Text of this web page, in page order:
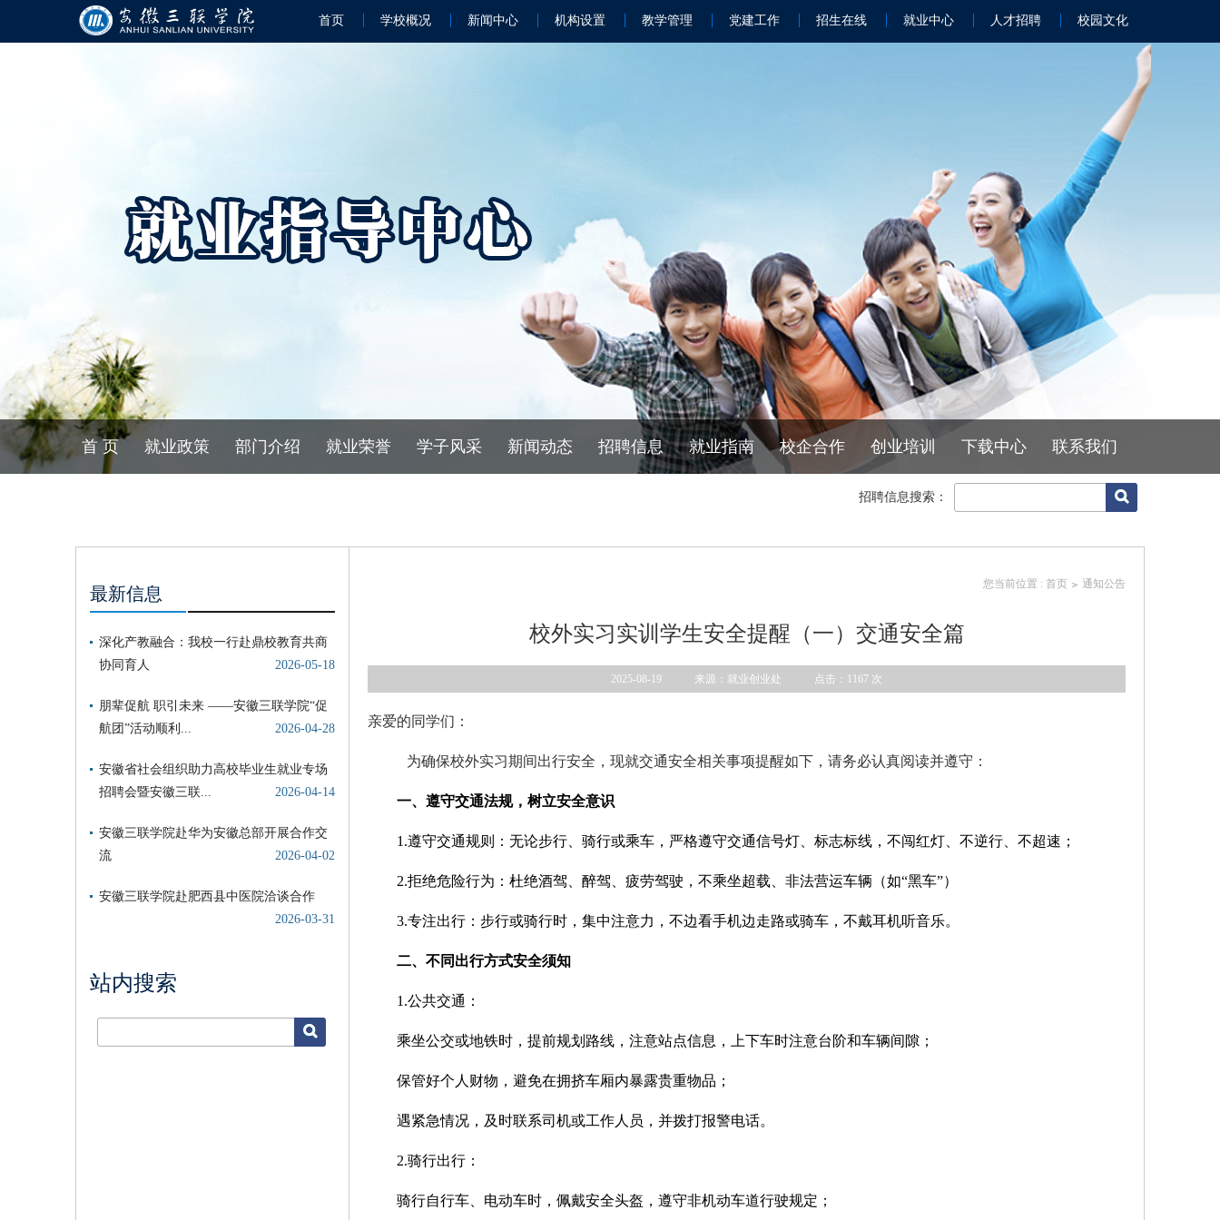
首页 学校概况 新闻中心 机构设置 教学管理 党建工作 招生在线 就业中心 人才招聘 校园文化
首 页 就业政策 部门介绍 就业荣誉 学子风采 新闻动态 招聘信息 就业指南 校企合作 创业培训 下载中心 联系我们
招聘信息搜索：
最新信息
站内搜索
您当前位置 : 首页 通知公告
校外实习实训学生安全提醒（一）交通安全篇
2025-08-19 来源：就业创业处 点击： 1167 次
亲爱的同学们：
为确保校外实习期间出行安全，现就交通安全相关事项提醒如下，请务必认真阅读并遵守：
一、遵守交通法规，树立安全意识
1 .遵守交通规则：无论步行、骑行或乘车，严格遵守交通信号灯、标志标线，不闯红灯、不逆行、不超速 ；
2.拒绝危险行为：杜绝酒驾、醉驾、疲劳驾驶，不乘坐超载、非法营运车辆（如“黑车”）
3.专注出行：步行或骑行时，集中注意力，不边看手机边走路或骑车，不戴耳机听音乐。
二、不同出行方式安全须知
1.公共交通：
乘坐公交或地铁时，提前规划路线，注意站点信息，上下车时注意台阶和车辆间隙 ；
保管好个人财物，避免在拥挤车厢内暴露贵重物品 ；
遇紧急情况，及时联系司机或工作人员，并拨打报警电话。
2.骑行出行：
骑行自行车、电动车时，佩戴安全头盔，遵守非机动车道行驶规定 ；